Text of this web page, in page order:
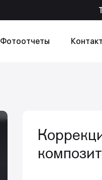
Фотоотчеты